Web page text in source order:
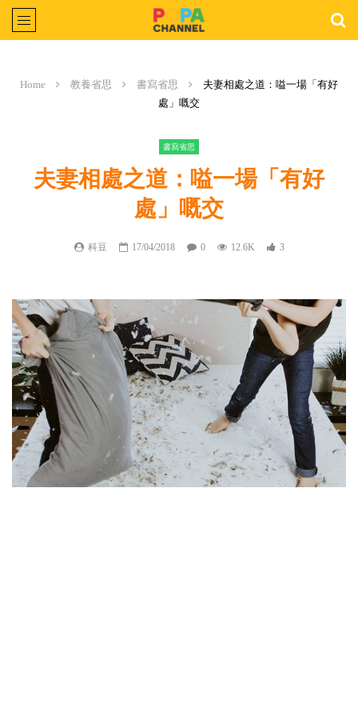
Home 教養省思 書寫省思
夫妻相處之道：嗌一場「有好
處」嘅交
書寫省思
夫妻相處之道：嗌一場「有好
處」嘅交
科豆 17/04/2018 0 12.6K 3